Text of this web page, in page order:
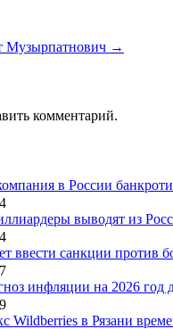
Музырпатнович →
комментарий.
в России
выводят из
ввести санкции против
инфляции на 2026 год
Wildberries в Рязани